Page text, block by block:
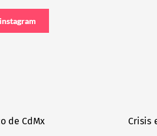
instagram
de CdMx Crisis